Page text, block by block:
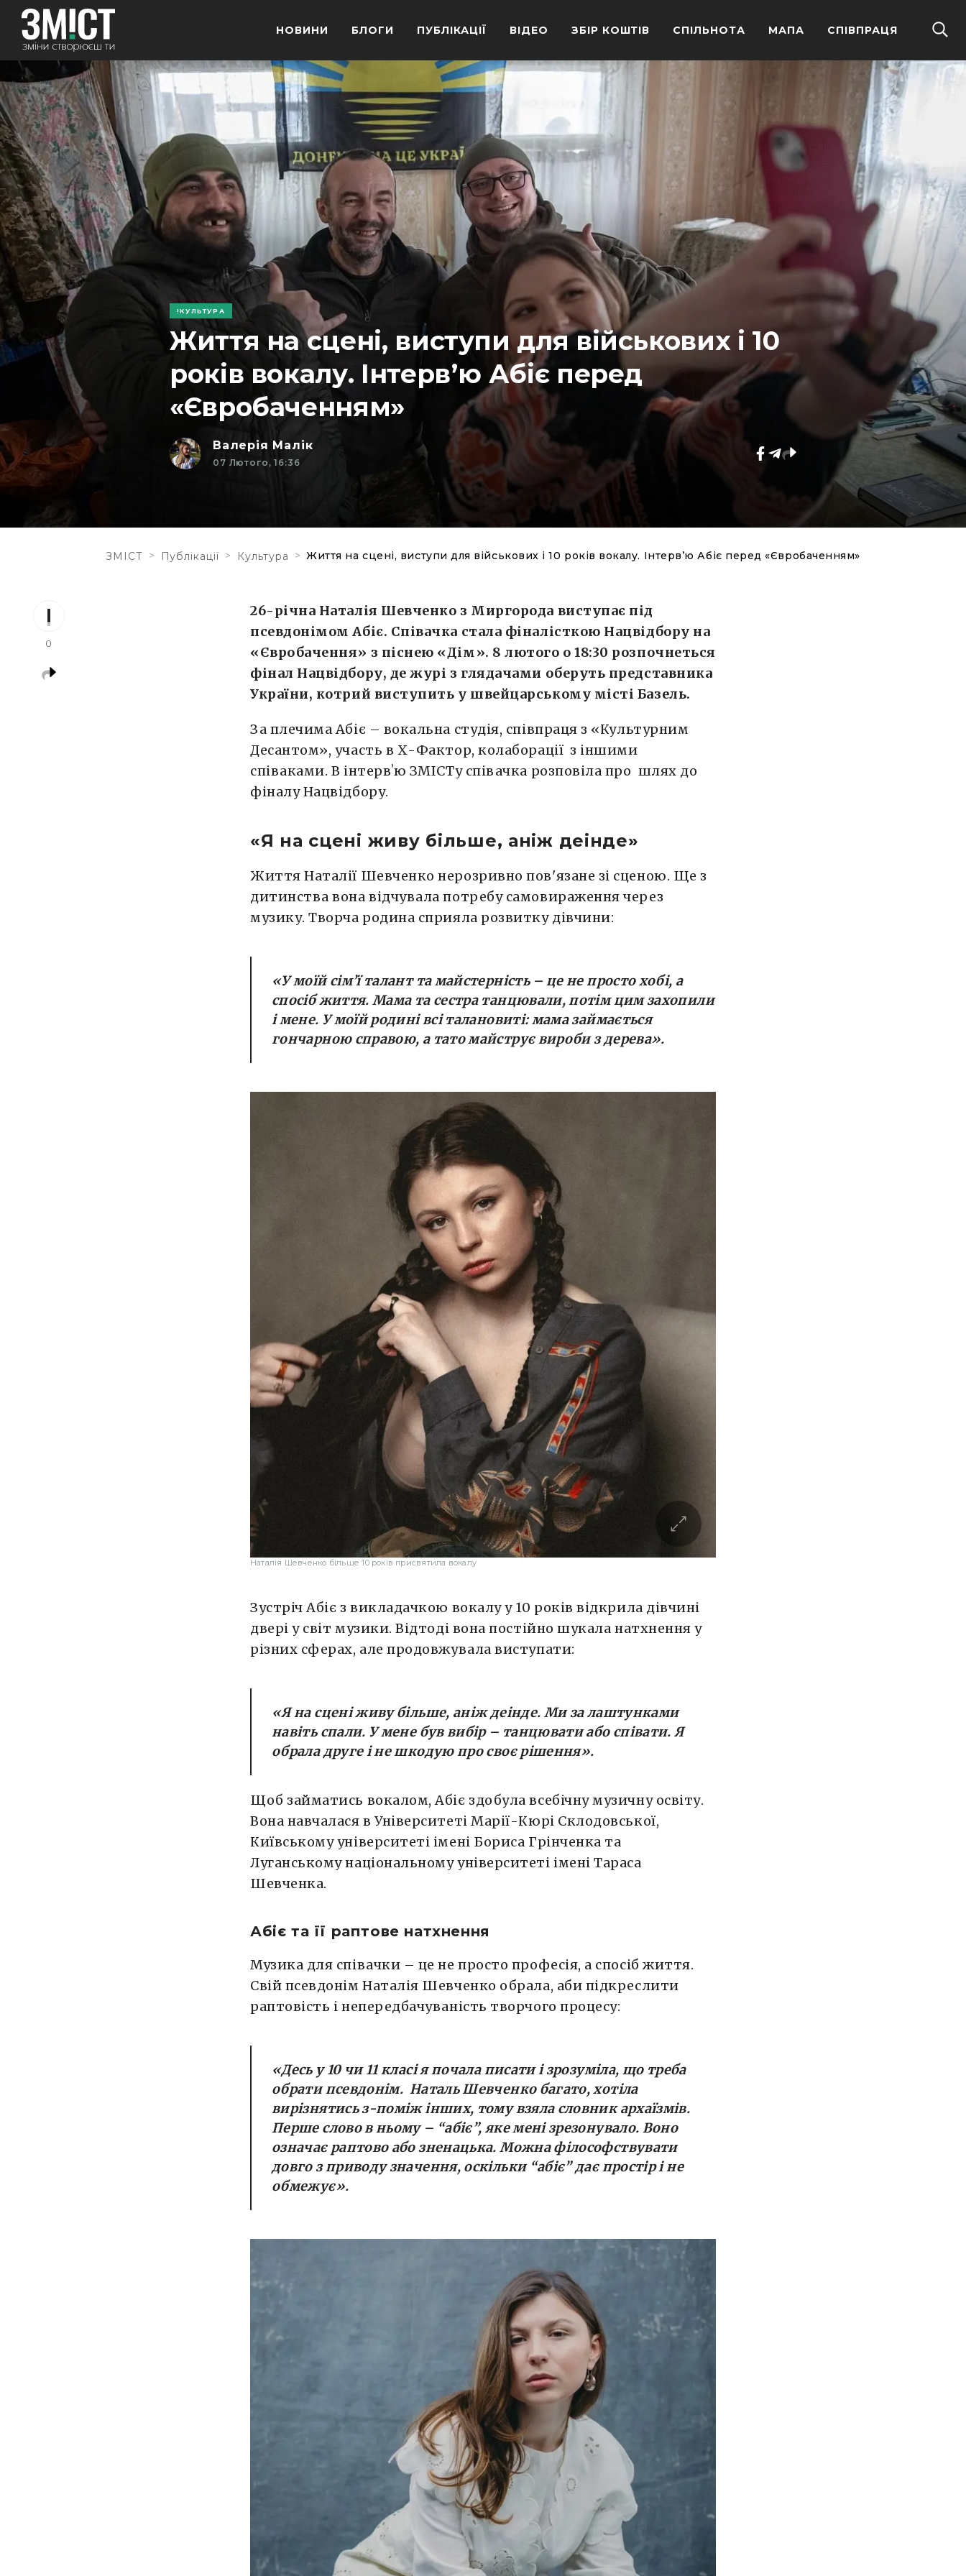
НОВИНИ БЛОГИ ПУБЛІКАЦІЇ ВІДЕО ЗБІР КОШТІВ СПІЛЬНОТА МАПА СПІВПРАЦЯ
КУЛЬТУРА
Життя на сцені, виступи для військових і 10
років вокалу. Інтервʼю Абіє перед
«Євробаченням»
Валерія Малік
07 Лютого, 16:36
ЗМІСТ > Публікації > Культура > Життя на сцені, виступи для військових і 10 років вокалу. Інтервʼю Абіє перед «Євробаченням»
0
26-річна Наталія Шевченко з Миргорода виступає під
псевдонімом Абіє. Співачка стала фіналісткою Нацвідбору на
«Євробачення» з піснею «Дім». 8 лютого о 18:30 розпочнеться
фінал Нацвідбору, де журі з глядачами оберуть представника
України, котрий виступить у швейцарському місті Базель.
За плечима Абіє – вокальна студія, співпраця з «Культурним
Десантом», участь в Х-Фактор, колаборації з іншими
співаками. В інтервʼю ЗМІСТу співачка розповіла про шлях до
фіналу Нацвідбору.
«Я на сцені живу більше, аніж деінде»
Життя Наталії Шевченко нерозривно пов'язане зі сценою. Ще з
дитинства вона відчувала потребу самовираження через
музику. Творча родина сприяла розвитку дівчини:
«У моїй сім’ї талант та майстерність – це не просто хобі, а
спосіб життя. Мама та сестра танцювали, потім цим захопили
і мене. У моїй родині всі талановиті: мама займається
гончарною справою, а тато майструє вироби з дерева».
Наталія Шевченко більше 10 років присвятила вокалу
Зустріч Абіє з викладачкою вокалу у 10 років відкрила дівчині
двері у світ музики. Відтоді вона постійно шукала натхнення у
різних сферах, але продовжувала виступати:
«Я на сцені живу більше, аніж деінде. Ми за лаштунками
навіть спали. У мене був вибір – танцювати або співати. Я
обрала друге і не шкодую про своє рішення».
Щоб займатись вокалом, Абіє здобула всебічну музичну освіту.
Вона навчалася в Університеті Марії-Кюрі Склодовської,
Київському університеті імені Бориса Грінченка та
Луганському національному університеті імені Тараса
Шевченка.
Абіє та її раптове натхнення
Музика для співачки – це не просто професія, а спосіб життя.
Свій псевдонім Наталія Шевченко обрала, аби підкреслити
раптовість і непередбачуваність творчого процесу:
«Десь у 10 чи 11 класі я почала писати і зрозуміла, що треба
обрати псевдонім. Наталь Шевченко багато, хотіла
вирізнятись з-поміж інших, тому взяла словник архаїзмів.
Перше слово в ньому – “абіє”, яке мені зрезонувало. Воно
означає раптово або зненацька. Можна філософствувати
довго з приводу значення, оскільки “абіє” дає простір і не
обмежує».